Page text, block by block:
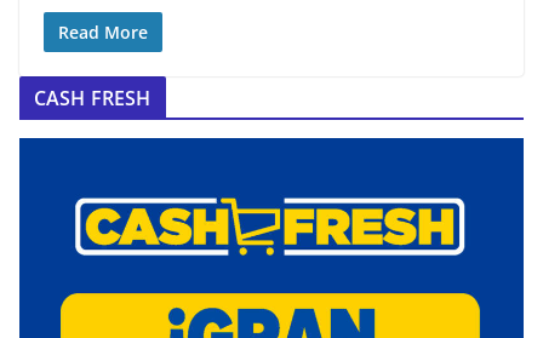
Read More
CASH FRESH